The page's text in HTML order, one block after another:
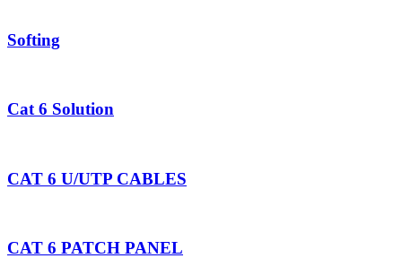
Softing
Cat 6 Solution
CAT 6 U/UTP CABLES
CAT 6 PATCH PANEL